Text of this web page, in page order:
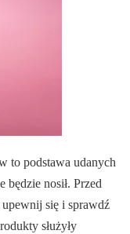
to podstawa udanych
nosił. Przed
się i sprawdź
służyły